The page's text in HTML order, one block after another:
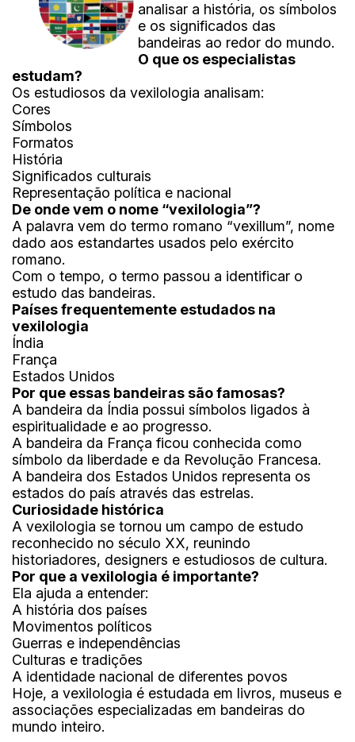
analisar a história, os símbolos
e os significados das
bandeiras ao redor do mundo.
O que os especialistas
estudam?
Os estudiosos da vexilologia analisam:
Cores
Símbolos
Formatos
História
Significados culturais
Representação política e nacional
De onde vem o nome “vexilologia”?
A palavra vem do termo romano “vexillum”, nome
dado aos estandartes usados pelo exército
romano.
Com o tempo, o termo passou a identificar o
estudo das bandeiras.
Países frequentemente estudados na
vexilologia
Índia
França
Estados Unidos
Por que essas bandeiras são famosas?
A bandeira da Índia possui símbolos ligados à
espiritualidade e ao progresso.
A bandeira da França ficou conhecida como
símbolo da liberdade e da Revolução Francesa.
A bandeira dos Estados Unidos representa os
estados do país através das estrelas.
Curiosidade histórica
A vexilologia se tornou um campo de estudo
reconhecido no século XX, reunindo
historiadores, designers e estudiosos de cultura.
Por que a vexilologia é importante?
Ela ajuda a entender:
A história dos países
Movimentos políticos
Guerras e independências
Culturas e tradições
A identidade nacional de diferentes povos
Hoje, a vexilologia é estudada em livros, museus e
associações especializadas em bandeiras do
mundo inteiro.